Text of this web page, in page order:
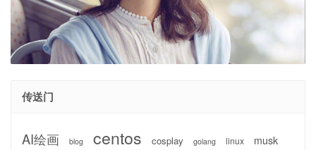
传送门
AI绘画 blog centos cosplay golang linux musk